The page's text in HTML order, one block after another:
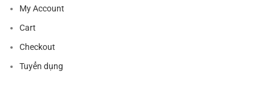
My Account
Cart
Checkout
Tuyển dụng